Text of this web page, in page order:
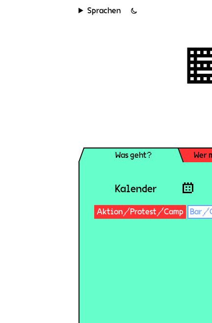
Sprachen
Was geht? Wer
Kalender
Aktion/Protest/Camp Bar/